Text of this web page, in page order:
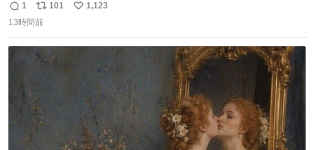
返
信
1
リ
ポ
ト
101
い
1,123
13時間前